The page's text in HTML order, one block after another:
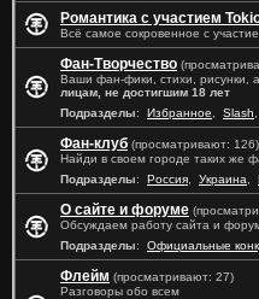
Романтика с участием
Всё самое сокровенное с
Фан-Творчество
Ваши фан-фики, стихи, рисунки,
лицам, не достигшим 18 лет
Подразделы: Избранное Slash
Фан-клуб (просматривают: 126)
Найди в своем городе таких же
Подразделы: Россия Украина
О сайте и форуме
Обсуждаем работу сайта и
Подразделы: Официальные
Флейм (просматривают: 27)
Разговоры обо всем